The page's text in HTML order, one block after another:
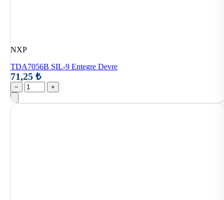
NXP
TDA7056B SIL-9 Entegre Devre
71,25 ₺
− +